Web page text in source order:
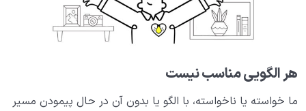
راه تقرب و نزدیکی به خدا چیست و این مسیر را چگونه باید
طی کرد؟
نسبت دنیا به آخرت
هر الگویی مناسب نیست
ما خواسته یا ناخواسته، با الگو یا بدون آن در حال پیمودن مسیر